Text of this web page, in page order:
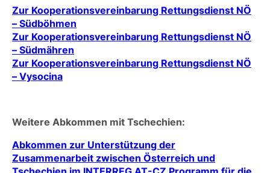
Zur Kooperationsvereinbarung Rettungsdienst NÖ
– Südböhmen
Zur Kooperationsvereinbarung Rettungsdienst NÖ
– Südmähren
Zur Kooperationsvereinbarung Rettungsdienst NÖ
– Vysocina
Weitere Abkommen mit Tschechien:
Abkommen zur Unterstützung der
Zusammenarbeit zwischen Österreich und